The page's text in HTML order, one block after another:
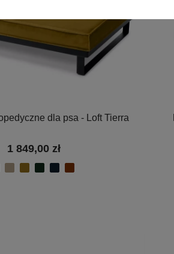
dla psa - Loft Tierra
1 849,00 zł